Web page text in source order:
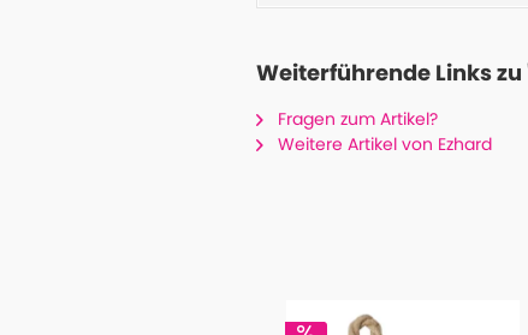
Weiterführende Links
Fragen zum Artikel?
Weitere Artikel von Ezhard